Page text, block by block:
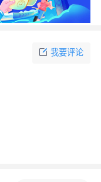
设计CAD图纸_图3
我要评论